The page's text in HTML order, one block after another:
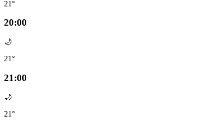
21°
20:00
🌙
21°
21:00
🌙
21°